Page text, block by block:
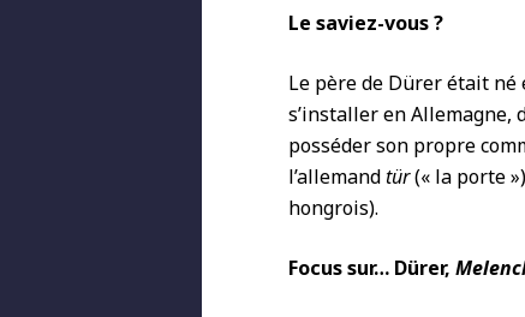
Le saviez-vous ?
Le père de Dürer était
s’installer en Allemagne,
posséder son propre
l’allemandtür(« la porte
hongrois).
Focus sur… Dürer,